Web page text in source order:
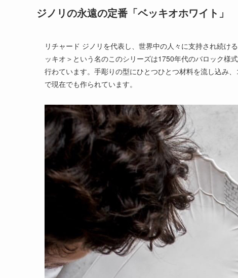
ジノリの永遠の定番「ベッキオホワイト」
リチャード ジノリを代表し、世界中の人々に支持され続け
ッキオ＞という名のこのシリーズは1750年代のバロック様
行わています。手彫りの型にひとつひとつ材料を流し込み
で現在でも作られています。